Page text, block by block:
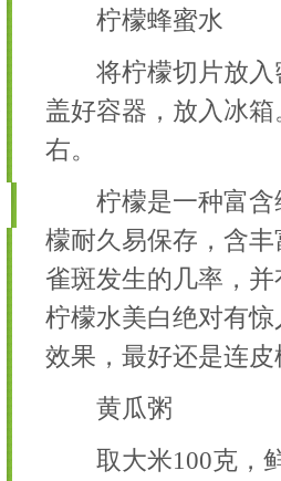
柠檬蜂蜜水
将柠檬切片放入
盖好容器，放入冰
右。
柠檬是一种富含维
檬耐久易保存，含
雀斑发生的几率，
柠檬水美白绝对有
效果，最好还是连
黄瓜粥
取大米100克，鲜